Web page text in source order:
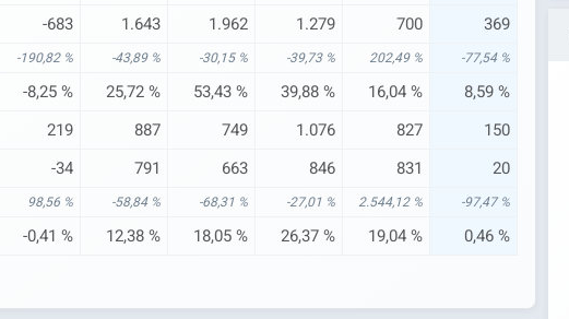
-683 1.643 1.962 1.279 700 369
-190,82 % -43,89 % -30,15 % -39,73 % 202,49 % -77,54 %
-8,25 % 25,72 % 53,43 % 39,88 % 16,04 %
8,59 %
219 887 749 1.076 827
150
-34 791 663 846 831 20
98,56 % -58,84 % -68,31 % -27,01 % 2.544,12 % -97,47 %
-0,41 % 12,38 % 18,05 % 26,37 % 19,04 % 0,46 %